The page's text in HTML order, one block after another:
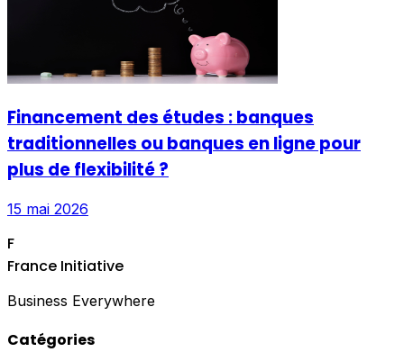
Financement des études : banques
traditionnelles ou banques en ligne pour
plus de flexibilité ?
15 mai 2026
F
France Initiative
Business Everywhere
Catégories